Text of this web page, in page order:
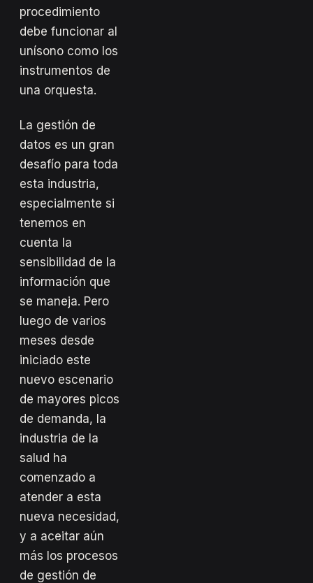
procedimiento
debe funcionar al
unísono como los
instrumentos de
una orquesta.
La gestión de
datos es un gran
desafío para toda
esta industria,
especialmente si
tenemos en
cuenta la
sensibilidad de la
información que
se maneja. Pero
luego de varios
meses desde
iniciado este
nuevo escenario
de mayores picos
de demanda, la
industria de la
salud ha
comenzado a
atender a esta
nueva necesidad,
y a aceitar aún
más los procesos
de gestión de